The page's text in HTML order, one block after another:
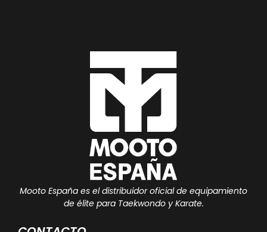
Mooto España es el distribuidor oficial de equipamiento
de élite para Taekwondo y Karate.